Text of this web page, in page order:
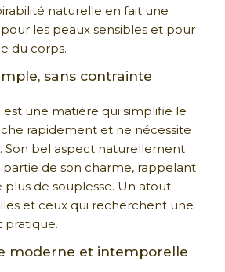
naturelle en fait une
les peaux sensibles et pour
du corps.
sans contrainte
est une matière qui simplifie le
rapidement et ne nécessite
Son bel aspect naturellement
de son charme, rappelant
plus de souplesse. Un atout
et ceux qui recherchent une
pratique.
moderne et intemporelle